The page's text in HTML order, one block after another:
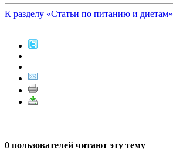
К разделу «Статьи по питанию и диетам»
0 пользователей читают эту тему